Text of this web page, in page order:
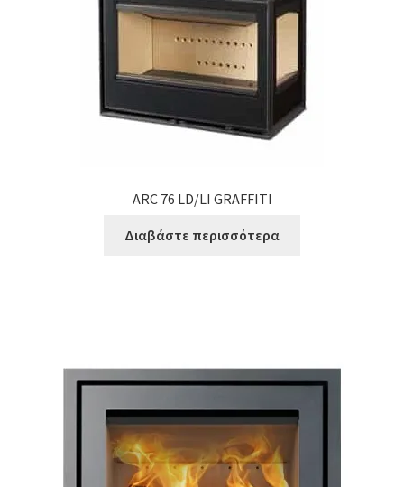
ARC 76 LD/LI GRAFFITI
Διαβάστε περισσότερα